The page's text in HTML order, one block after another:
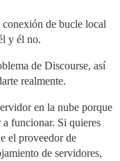
conexión de bucle local
y él no.
de Discourse, así
realmente.
en la nube porque
funcionar. Si quieres
el proveedor de
de servidores,